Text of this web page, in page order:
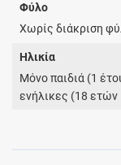
Φύλο
Χωρίς διάκριση
Ηλικία
Μόνο παιδιά (1
ενήλικες (18 ετών